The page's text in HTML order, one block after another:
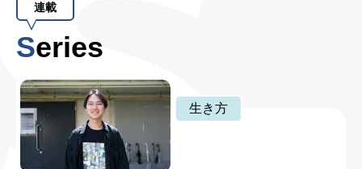
連載
Series
生き方